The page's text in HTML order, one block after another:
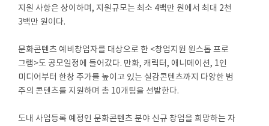
지원 사항은 상이하며, 지원규모는 최소 4백만 원에서 최대 2천
3백만 원이다.
문화콘텐츠 예비창업자를 대상으로 한 <창업지원 원스톱 프로
그램>도 공모일정에 들어갔다. 만화, 캐릭터, 애니메이션, 1인
미디어부터 한창 주가를 높이고 있는 실감콘텐츠까지 다양한 범
주의 콘텐츠를 지원하며 총 10개팀을 선발한다.
도내 사업등록 예정인 문화콘텐츠 분야 신규 창업을 희망하는 자